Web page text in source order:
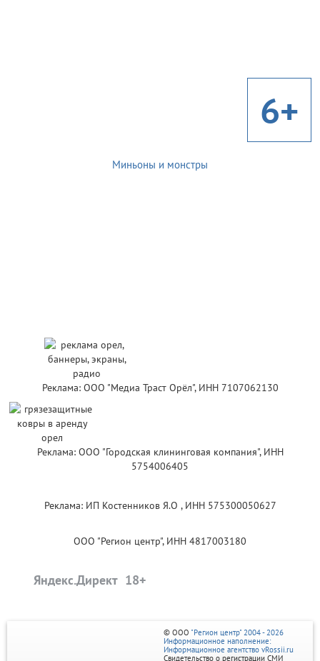
6+
Миньоны и монстры
Реклама: ООО "Медиа Траст Орёл", ИНН 7107062130
Реклама: ООО "Городская клининговая компания", ИНН
5754006405
Реклама: ИП Костенников Я.О , ИНН 575300050627
ООО "Регион центр", ИНН 4817003180
Яндекс.Директ
© ООО "Регион центр" 2004 - 2026
Информационное наполнение:
Информационное агентство vRossii.ru
Свидетельство о регистрации СМИ